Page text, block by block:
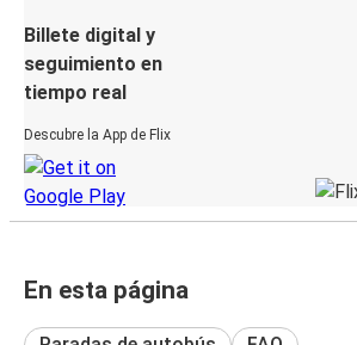
Billete digital y
seguimiento en
tiempo real
Descubre la App de Flix
En esta página